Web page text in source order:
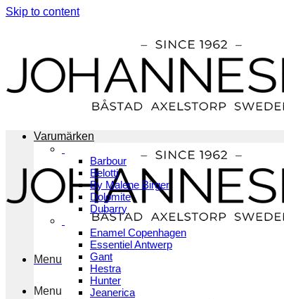
Skip to content
Menu
Menu
Varumärken
Barbour
Belotti
By Malene Birger
Dolomite
Dubarry
Enamel Copenhagen
Essentiel Antwerp
Gant
Hestra
Hunter
Jeanerica